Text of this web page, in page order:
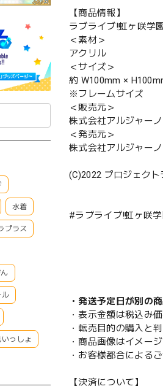
水着
プラス
ル
いっしょ
【商品情報】
ラブライブ!虹ヶ咲学
＜素材＞
アクリル
＜サイズ＞
約 W100mm ×
※フレームサイズ
＜販売元＞
株式会社アルジャー
＜発売元＞
株式会社アルジャー
(C)2022 プロジェク
#ラブライブ!虹ヶ咲
・発送予定日が別の
・表示金額は税込み価
・転売目的の購入と
・商品画像はイメー
・お客様都合による
【決済について】